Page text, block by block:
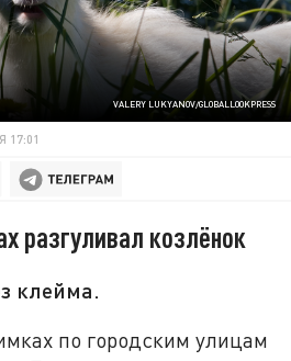
VALERY LUKYANOV/GLOBALLOOKPRESS
17:01
разгуливал козлёнок
клейма.
по городским улицам